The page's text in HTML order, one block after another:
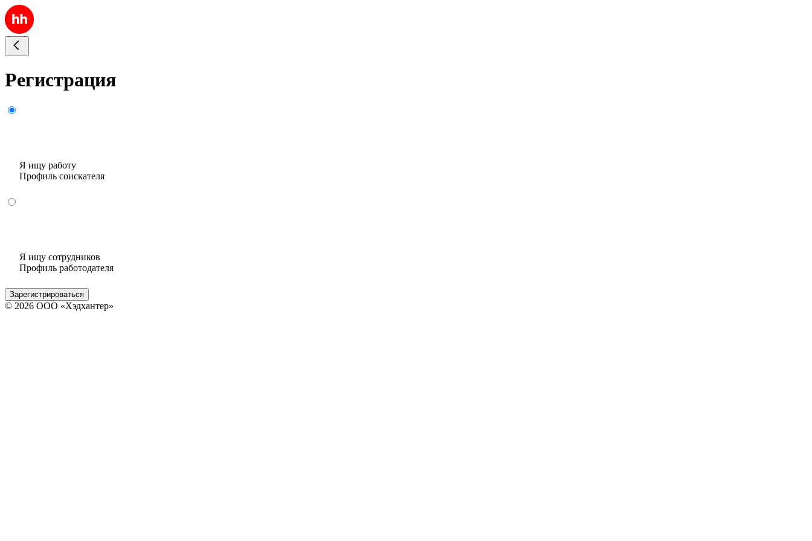
Регистрация
Я ищу работу
Профиль соискателя
Я ищу сотрудников
Профиль работодателя
Зарегистрироваться
© 2026 ООО «Хэдхантер»